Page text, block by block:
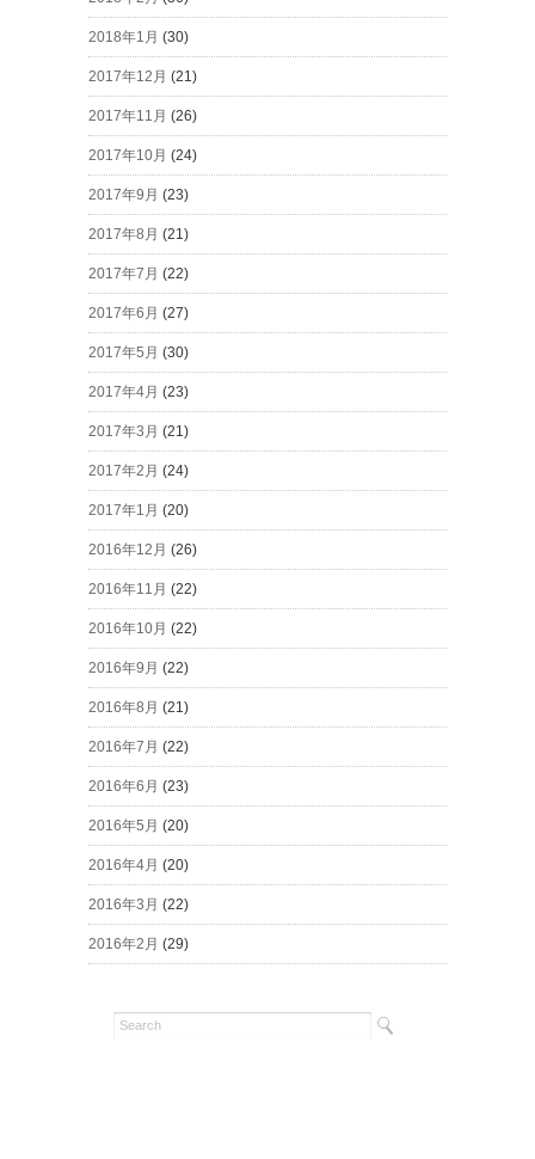
2018年1月 (30)
2017年12月 (21)
2017年11月 (26)
2017年10月 (24)
2017年9月 (23)
2017年8月 (21)
2017年7月 (22)
2017年6月 (27)
2017年5月 (30)
2017年4月 (23)
2017年3月 (21)
2017年2月 (24)
2017年1月 (20)
2016年12月 (26)
2016年11月 (22)
2016年10月 (22)
2016年9月 (22)
2016年8月 (21)
2016年7月 (22)
2016年6月 (23)
2016年5月 (20)
2016年4月 (20)
2016年3月 (22)
2016年2月 (29)